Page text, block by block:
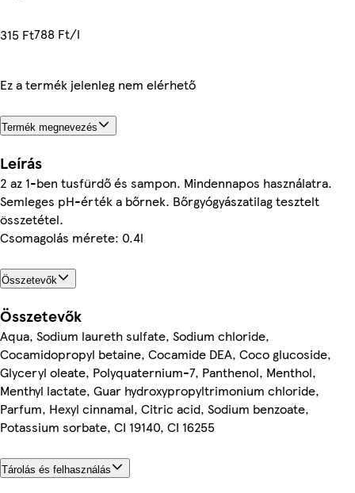
315 Ft788 Ft/l
Ez a termék jelenleg nem elérhető
Termék megnevezés
Leírás
2 az 1-ben tusfürdő és sampon. Mindennapos használatra.
Semleges pH-érték a bőrnek. Bőrgyógyászatilag tesztelt
összetétel.
Csomagolás mérete: 0.4l
Összetevők
Összetevők
Aqua, Sodium laureth sulfate, Sodium chloride,
Cocamidopropyl betaine, Cocamide DEA, Coco glucoside,
Glyceryl oleate, Polyquaternium-7, Panthenol, Menthol,
Menthyl lactate, Guar hydroxypropyltrimonium chloride,
Parfum, Hexyl cinnamal, Citric acid, Sodium benzoate,
Potassium sorbate, CI 19140, CI 16255
Tárolás és felhasználás